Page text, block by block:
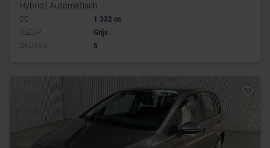
Hybrid | Automatisch
CC
1 332 cc
KLEUR
Grijs
DEUREN
5